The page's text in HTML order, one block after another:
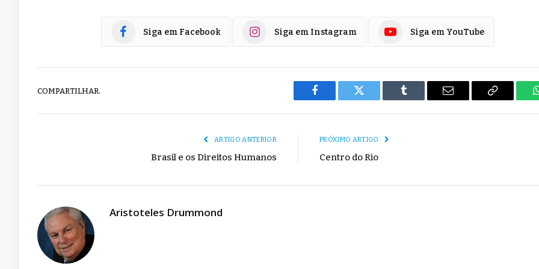
Siga em Facebook Siga em Instagram Siga em YouTube
COMPARTILHAR.
Facebook Twitter Tumblr
E-
Copiar
ARTIGO ANTERIOR
Brasil e os Direitos Humanos
PRÓXIMO ARTIGO
Centro do Rio
Aristoteles Drummond